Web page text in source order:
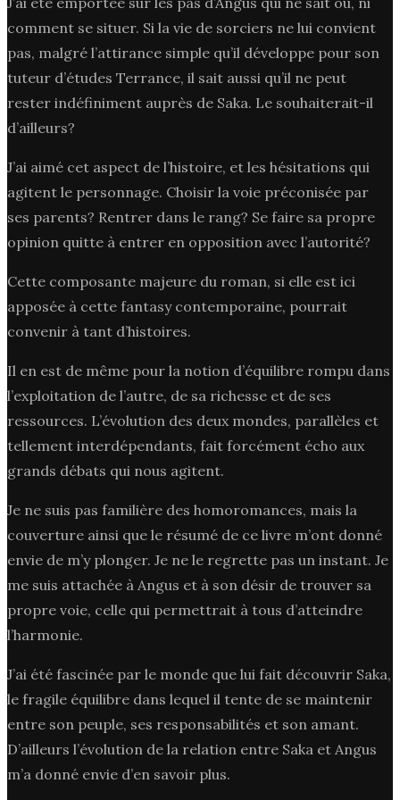
comment se situer. Si la vie de sorciers ne lui convient
pas, malgré l’attirance simple qu’il développe pour son
tuteur d’études Terrance, il sait aussi qu’il ne peut
rester indéfiniment auprès de Saka. Le souhaiterait-il
d’ailleurs?
J’ai aimé cet aspect de l’histoire, et les hésitations qui
agitent le personnage. Choisir la voie préconisée par
ses parents? Rentrer dans le rang? Se faire sa propre
opinion quitte à entrer en opposition avec l’autorité?
Cette composante majeure du roman, si elle est ici
apposée à cette fantasy contemporaine, pourrait
convenir à tant d’histoires.
Il en est de même pour la notion d’équilibre rompu dans
l’exploitation de l’autre, de sa richesse et de ses
ressources. L’évolution des deux mondes, parallèles et
tellement interdépendants, fait forcément écho aux
grands débats qui nous agitent.
Je ne suis pas familière des homoromances, mais la
couverture ainsi que le résumé de ce livre m’ont donné
envie de m’y plonger. Je ne le regrette pas un instant. Je
me suis attachée à Angus et à son désir de trouver sa
propre voie, celle qui permettrait à tous d’atteindre
l’harmonie.
J’ai été fascinée par le monde que lui fait découvrir Saka,
le fragile équilibre dans lequel il tente de se maintenir
entre son peuple, ses responsabilités et son amant.
D’ailleurs l’évolution de la relation entre Saka et Angus
m’a donné envie d’en savoir plus.